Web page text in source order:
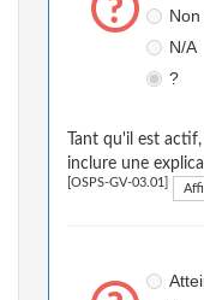
N/A
?
Tant qu'il est
inclure une
[OSPS-GV-03.01]